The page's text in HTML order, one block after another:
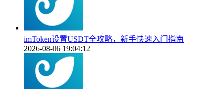
imToken设置USDT全攻略，新手快速入门指南
2026-08-06 19:04:12